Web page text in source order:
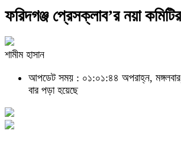
ফরিদগঞ্জ প্রেসক্লাব’র নয়া
শামীম হাসান
আপডেট সময় : ০১:০১:৪৪ অপরাহ্ন,
বার পড়া হয়েছে